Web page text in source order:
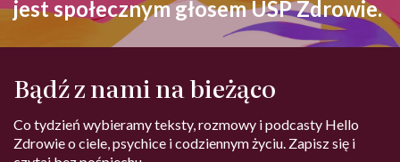
jest społecznym głosem USP Zdrowie.
Bądź z nami na bieżąco
Co tydzień wybieramy teksty, rozmowy i podcasty Hello
Zdrowie o ciele, psychice i codziennym życiu. Zapisz się i